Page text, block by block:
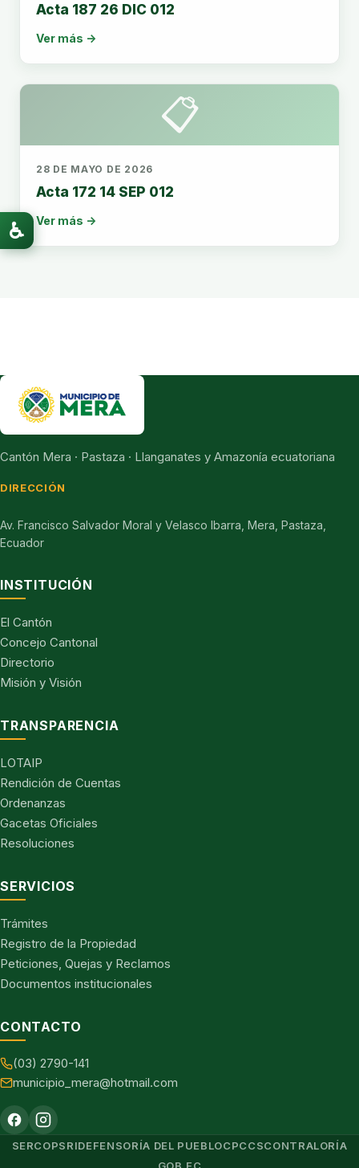
Acta 187 26 DIC 012
Ver más →
📋
28 DE MAYO DE 2026
Acta 172 14 SEP 012
Ver más →
Cantón Mera · Pastaza · Llanganates y Amazonía ecuatoriana
DIRECCIÓN
Av. Francisco Salvador Moral y Velasco Ibarra, Mera, Pastaza,
Ecuador
INSTITUCIÓN
El Cantón
Concejo Cantonal
Directorio
Misión y Visión
TRANSPARENCIA
LOTAIP
Rendición de Cuentas
Ordenanzas
Gacetas Oficiales
Resoluciones
SERVICIOS
Trámites
Registro de la Propiedad
Peticiones, Quejas y Reclamos
Documentos institucionales
CONTACTO
(03) 2790-141
municipio_mera@hotmail.com
SERCOPSRIDEFENSORÍA DEL PUEBLOCPCCSCONTRALORÍA
♿